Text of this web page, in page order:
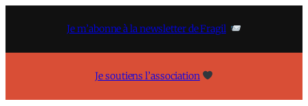
Je m’abonne à la newsletter de Fragil
Je soutiens l’association